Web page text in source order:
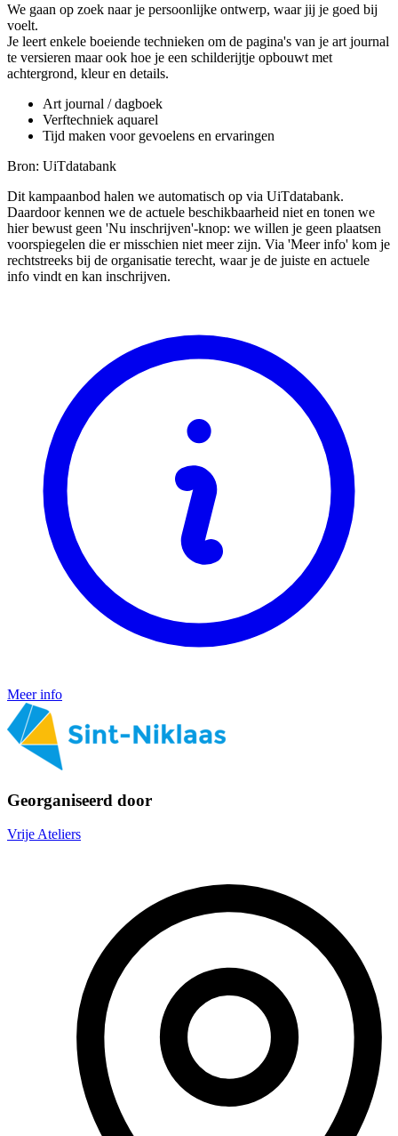
We gaan op zoek naar je persoonlijke ontwerp, waar jij je goed bij
voelt.
Je leert enkele boeiende technieken om de pagina's van je art journal
te versieren maar ook hoe je een schilderijtje opbouwt met
achtergrond, kleur en details.
Art journal / dagboek
Verftechniek aquarel
Tijd maken voor gevoelens en ervaringen
Bron: UiTdatabank
Dit kampaanbod halen we automatisch op via UiTdatabank.
Daardoor kennen we de actuele beschikbaarheid niet en tonen we
hier bewust geen 'Nu inschrijven'-knop: we willen je geen plaatsen
voorspiegelen die er misschien niet meer zijn. Via 'Meer info' kom je
rechtstreeks bij de organisatie terecht, waar je de juiste en actuele
info vindt en kan inschrijven.
Meer info
Georganiseerd door
Vrije Ateliers